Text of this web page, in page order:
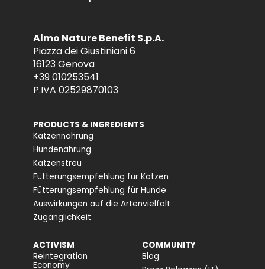
Almo Nature Benefit S.p.A.
Piazza dei Giustiniani 6
16123 Genova
+39 010253541
P.IVA 02529870103
PRODUCTS & INGREDIENTS
Katzennahrung
Hundenahrung
Katzenstreu
Fütterungsempfehlung für Katzen
Fütterungsempfehlung für Hunde
Auswirkungen auf die Artenvielfalt
Zugänglichkeit
ACTIVISM
Reintegration
Economy
COMMUNITY
Blog